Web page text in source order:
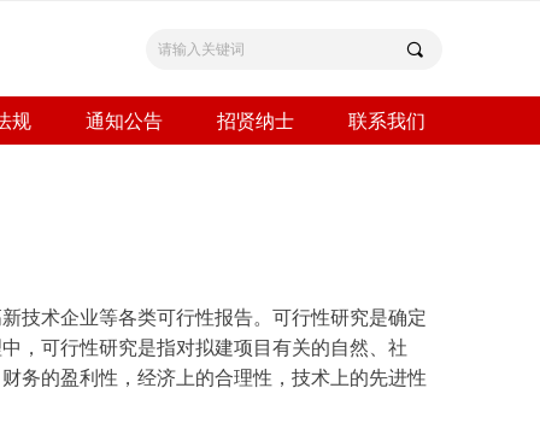
끠
规 通知公告 招贤纳士 联系我们
技术企业等各类可行性报告。可行性研究是确定
，可行性研究是指对拟建项目有关的自然、社
务的盈利性，经济上的合理性，技术上的先进性